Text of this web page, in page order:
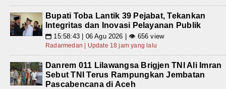
Bupati Toba Lantik 39 Pejabat, Tekankan
Integritas dan Inovasi Pelayanan Publik
📅 15:58:43 | 06 Agu 2026 | 👁 656 view
Radarmedan | Update 18 jam yang lalu
Danrem 011 Lilawangsa Brigjen TNI Ali Imran
Sebut TNI Terus Rampungkan Jembatan
Pascabencana di Aceh